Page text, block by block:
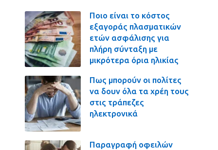
Ποιο είναι το κόστος
εξαγοράς πλασματικών
ετών ασφάλισης για
πλήρη σύνταξη με
μικρότερα όρια ηλικίας
Πως μπορούν οι πολίτες
να δουν όλα τα χρέη τους
στις τράπεζες
ηλεκτρονικά
Παραγραφή οφειλών